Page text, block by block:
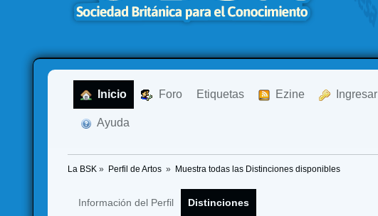
Inicio Foro Etiquetas Ezine Ingresar
Ayuda
La BSK » Perfil de Artos » Muestra todas las Distinciones disponibles
Información del Perfil Distinciones